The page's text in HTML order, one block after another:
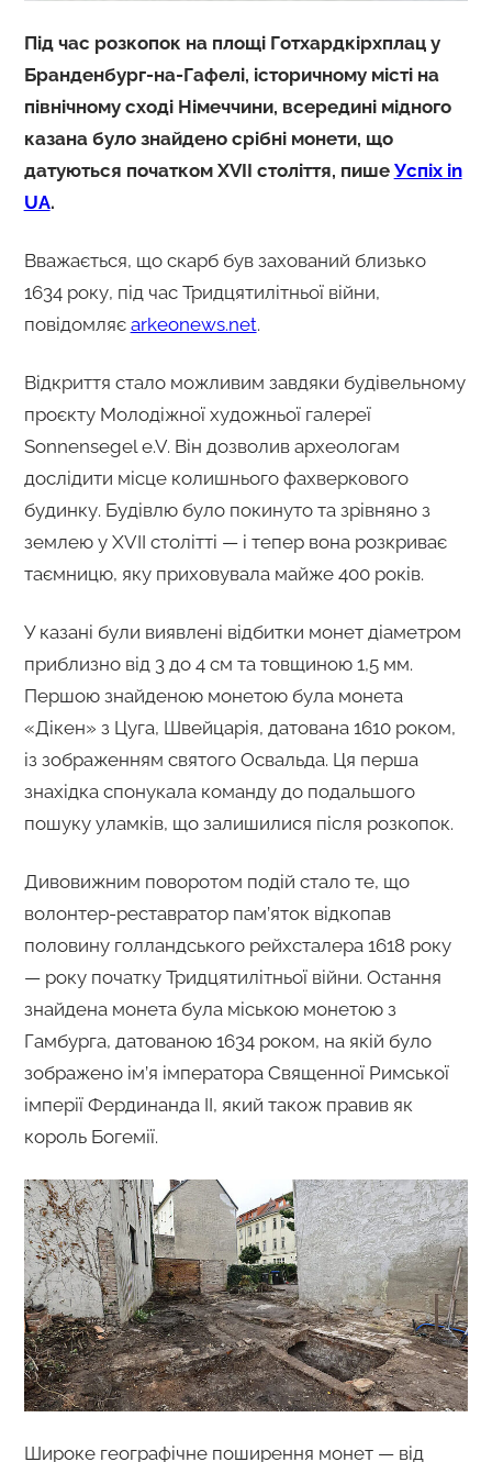
Під час розкопок на площі Готхардкірхплац у
Бранденбург-на-Гафелі, історичному місті на
північному сході Німеччини, всередині мідного
казана було знайдено срібні монети, що
датуються початком XVII століття, пише Успіх in
UA.
Вважається, що скарб був захований близько
1634 року, під час Тридцятилітньої війни,
повідомляє arkeonews.net.
Відкриття стало можливим завдяки будівельному
проєкту Молодіжної художньої галереї
Sonnensegel e.V. Він дозволив археологам
дослідити місце колишнього фахверкового
будинку. Будівлю було покинуто та зрівняно з
землею у XVII столітті — і тепер вона розкриває
таємницю, яку приховувала майже 400 років.
У казані були виявлені відбитки монет діаметром
приблизно від 3 до 4 см та товщиною 1,5 мм.
Першою знайденою монетою була монета
«Дікен» з Цуга, Швейцарія, датована 1610 роком,
із зображенням святого Освальда. Ця перша
знахідка спонукала команду до подальшого
пошуку уламків, що залишилися після розкопок.
Дивовижним поворотом подій стало те, що
волонтер-реставратор пам’яток відкопав
половину голландського рейхсталера 1618 року
— року початку Тридцятилітньої війни. Остання
знайдена монета була міською монетою з
Гамбурга, датованою 1634 роком, на якій було
зображено ім’я імператора Священної Римської
імперії Фердинанда II, який також правив як
король Богемії.
Широке географічне поширення монет — від